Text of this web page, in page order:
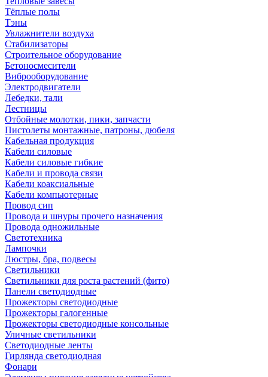
Тёплые полы
Тэны
Увлажнители воздуха
Стабилизаторы
Строительное оборудование
Бетоносмесители
Виброоборудование
Электродвигатели
Лебедки, тали
Лестницы
Отбойные молотки, пики, запчасти
Пистолеты монтажные, патроны, дюбеля
Кабельная продукция
Кабели силовые
Кабели силовые гибкие
Кабели и провода связи
Кабели коаксиальные
Кабели компьютерные
Провод сип
Провода и шнуры прочего назначения
Провода одножильные
Светотехника
Лампочки
Люстры, бра, подвесы
Светильники
Светильники для роста растений (фито)
Панели светодиодные
Прожекторы светодиодные
Прожекторы галогенные
Прожекторы светодиодные консольные
Уличные светильники
Светодиодные ленты
Гирлянда светодиодная
Фонари